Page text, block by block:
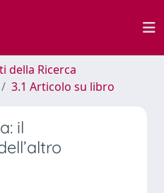
della Ricerca
3.1 Articolo su libro
il